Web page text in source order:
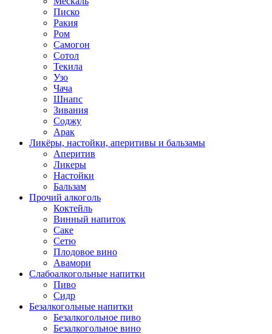
Писко
Ракия
Ром
Самогон
Сотол
Текила
Узо
Чача
Шнапс
Зивания
Соджу
Арак
Ликёры, настойки, аперитивы и бальзамы
Аперитив
Ликеры
Настойки
Бальзам
Прочий алкоголь
Коктейль
Винный напиток
Саке
Сетю
Плодовое вино
Авамори
Слабоалкогольные напитки
Пиво
Сидр
Безалкогольные напитки
Безалкогольное пиво
Безалкогольное вино